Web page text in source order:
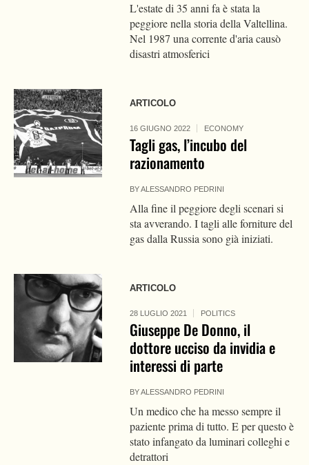
L'estate di 35 anni fa è stata la
peggiore nella storia della Valtellina.
Nel 1987 una corrente d'aria causò
disastri atmosferici
ARTICOLO
16 GIUGNO 2022 ECONOMY
Tagli gas, l’incubo del
razionamento
BYALESSANDRO PEDRINI
Alla fine il peggiore degli scenari si
sta avverando. I tagli alle forniture del
gas dalla Russia sono già iniziati.
ARTICOLO
28 LUGLIO 2021 POLITICS
Giuseppe De Donno, il
dottore ucciso da invidia e
interessi di parte
BYALESSANDRO PEDRINI
Un medico che ha messo sempre il
paziente prima di tutto. E per questo è
stato infangato da luminari colleghi e
detrattori